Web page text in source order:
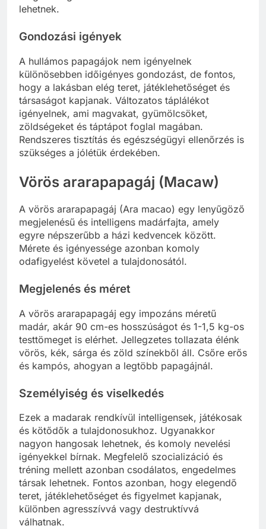
lehetnek.
Gondozási igények
A hullámos papagájok nem igényelnek
különösebben időigényes gondozást, de fontos,
hogy a lakásban elég teret, játéklehetőséget és
társaságot kapjanak. Változatos táplálékot
igényelnek, ami magvakat, gyümölcsöket,
zöldségeket és táptápot foglal magában.
Rendszeres tisztítás és egészségügyi ellenőrzés is
szükséges a jólétük érdekében.
Vörös ararapapagáj (Macaw)
A vörös ararapapagáj (Ara macao) egy lenyűgöző
megjelenésű és intelligens madárfajta, amely
egyre népszerűbb a házi kedvencek között.
Mérete és igényessége azonban komoly
odafigyelést követel a tulajdonosától.
Megjelenés és méret
A vörös ararapapagáj egy impozáns méretű
madár, akár 90 cm-es hosszúságot és 1-1,5 kg-os
testtömeget is elérhet. Jellegzetes tollazata élénk
vörös, kék, sárga és zöld színekből áll. Csőre erős
és kampós, ahogyan a legtöbb papagájnál.
Személyiség és viselkedés
Ezek a madarak rendkívül intelligensek, játékosak
és kötődők a tulajdonosukhoz. Ugyanakkor
nagyon hangosak lehetnek, és komoly nevelési
igényekkel bírnak. Megfelelő szocializáció és
tréning mellett azonban csodálatos, engedelmes
társak lehetnek. Fontos azonban, hogy elegendő
teret, játéklehetőséget és figyelmet kapjanak,
különben agresszívvá vagy destruktívvá
válhatnak.